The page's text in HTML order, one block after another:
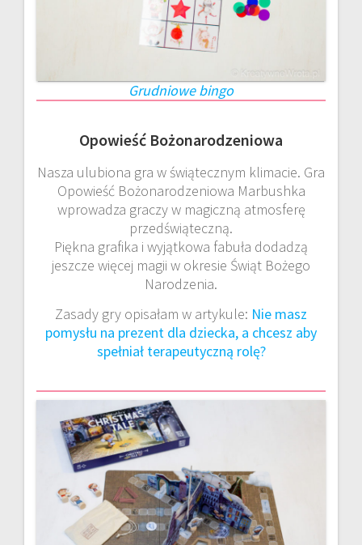
Grudniowe bingo
Opowieść Bożonarodzeniowa
Nasza ulubiona gra w świątecznym klimacie. Gra
Opowieść Bożonarodzeniowa Marbushka
wprowadza graczy w magiczną atmosferę
przedświąteczną.
Piękna grafika i wyjątkowa fabuła dodadzą
jeszcze więcej magii w okresie Świąt Bożego
Narodzenia.
Zasady gry opisałam w artykule: Nie masz
pomysłu na prezent dla dziecka, a chcesz aby
spełniał terapeutyczną rolę?